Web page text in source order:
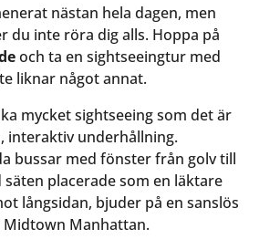
nästan hela dagen, men
du inte röra dig alls. Hoppa på
och ta en sightseeingtur med
liknar något annat.
mycket sightseeing som det är
interaktiv underhållning.
bussar med fönster från golv till
säten placerade som en läktare
långsidan, bjuder på en sanslös
Manhattan.